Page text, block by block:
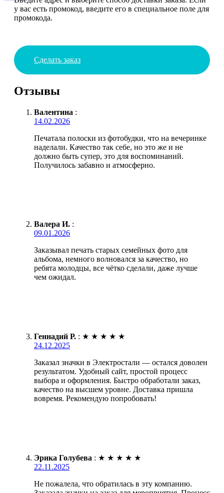
у вас есть промокод, введите его в специальное поле для
промокода.
Сделать заказ
Отзывы
Валентина :
14.02.2026
Печатала полоски из фотобудки, что на вечеринке
наделали. Качество так себе, но это же и не
должно быть супер, это для воспоминаний.
Получилось забавно и атмосферно.
Валера И. :
09.01.2026
Заказывал печать старых семейных фото для
альбома, немного волновался за качество, но
ребята молодцы, все чётко сделали, даже лучше
чем ожидал.
Геннадий Р. : ★ ★ ★ ★ ★
24.12.2025
Заказал значки в Электростали — остался доволен
результатом. Удобный сайт, простой процесс
выбора и оформления. Быстро обработали заказ,
качество на высшем уровне. Доставка пришла
вовремя. Рекомендую попробовать!
Эрика Голубева : ★ ★ ★ ★ ★
22.11.2025
Не пожалела, что обратилась в эту компанию.